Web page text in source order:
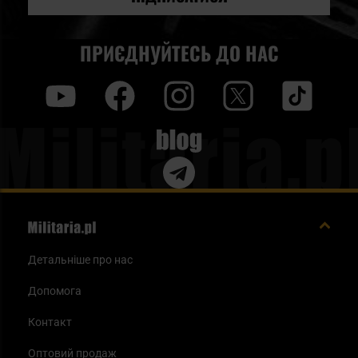
ПРИЄДНУЙТЕСЬ ДО НАС
Blog
Детальніше про нас
Допомога
Контакт
Оптовий продаж